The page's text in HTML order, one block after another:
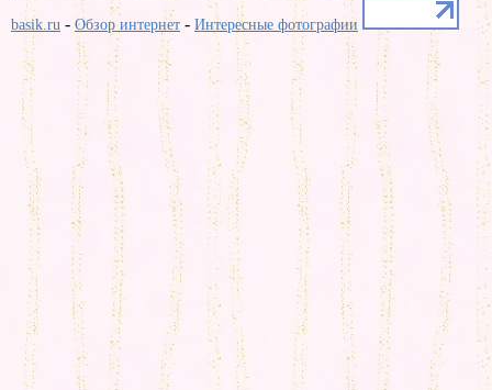
basik.ru - Обзор интернет - Интересные фотографии